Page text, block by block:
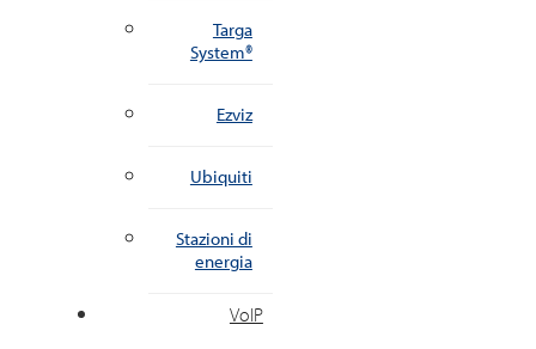
Targa
System®
Ezviz
Ubiquiti
Stazioni di
energia
VoIP